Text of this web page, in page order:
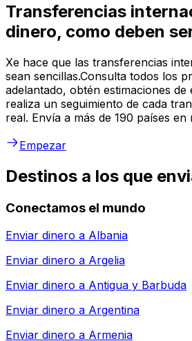
Transferencias
dinero, como deben
Xe hace que las transferencias
sean sencillas.Consulta todos los
adelantado, obtén estimaciones de
realiza un seguimiento de cada
real. Envía a más de 190 países en
Empezar
Destinos a los que
Conectamos el mundo
Enviar dinero a Albania
Enviar dinero a Argelia
Enviar dinero a Antigua y Barbuda
Enviar dinero a Argentina
Enviar dinero a Armenia